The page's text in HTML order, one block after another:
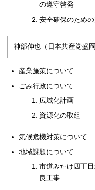
の遵守啓発
安全確保のため
神部伸也（日本共産党盛岡
産業施策について
ごみ行政について
広域化計画
資源化の取組
気候危機対策について
地域課題について
市道みたけ四丁
良工事